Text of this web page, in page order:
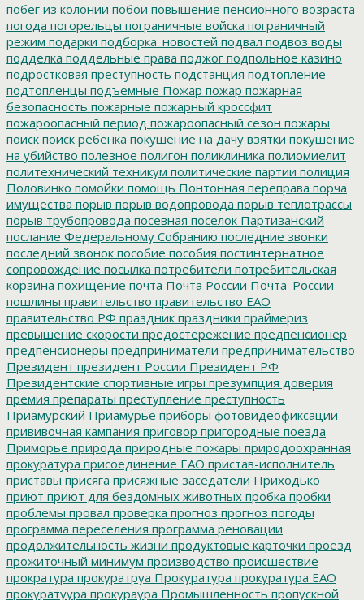
побег из колонии побои повышение пенсионного возраста
погода погорельцы пограничные войска пограничный
режим подарки подборка_новостей подвал подвоз воды
подделка поддельные права поджог подпольное казино
подростковая преступность подстанция подтопление
подтопленцы подъемные Пожар пожар пожарная
безопасность пожарные пожарный кроссфит
пожароопасный период пожароопасный сезон пожары
поиск поиск ребенка покушение на дачу взятки покушение
на убийство полезное полигон поликлиника полиомиелит
политехнический техникум политические партии полиция
Половинко помойки помощь Понтонная переправа порча
имущества порыв порыв водопровода порыв теплотрассы
порыв трубопровода посевная поселок Партизанский
послание Федеральному Собранию последние звонки
последний звонок пособие пособия постинтернатное
сопровождение посылка потребители потребительская
корзина похищение почта Почта России Почта_России
пошлины правительство правительство ЕАО
правительство РФ праздник праздники праймериз
превышение скорости предостережение предпенсионер
предпенсионеры предприниматели предпринимательство
Президент президент России Президент РФ
Президентские спортивные игры презумпция доверия
премия препараты преступление преступность
Приамурский Приамурье приборы фотовидеофиксации
прививочная кампания приговор пригородные поезда
Приморье природа природные пожары природоохранная
прокуратура присоединение ЕАО пристав-исполнитель
приставы присяга присяжные заседатели Приходько
приют приют для бездомных животных пробка пробки
проблемы провал проверка прогноз прогноз погоды
программа переселения программа реновации
продолжительность жизни продуктовые карточки проезд
прожиточный минимум производство происшествие
прократура прокуратруа Прокуратура прокуратура ЕАО
прокуратуура прокураура Промышленность пропускной